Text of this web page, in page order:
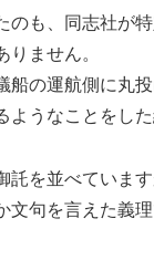
も、同志社が
ません。
の運航側に丸
うなことをし
を並べていま
句を言えた義理